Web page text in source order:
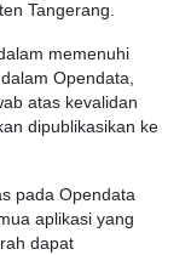
Tangerang.
memenuhi
Opendata,
atas kevalidan
dipublikasikan ke
pada Opendata
aplikasi yang
dapat